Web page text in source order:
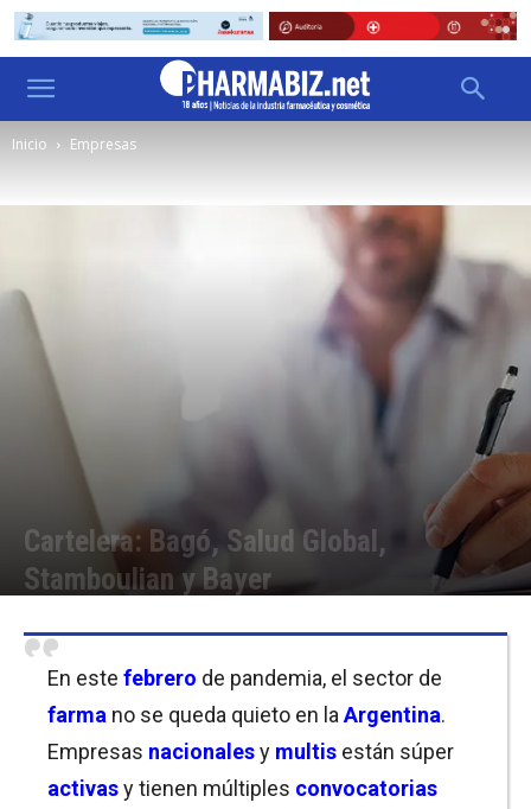
Inicio Empresas
Cartelera: Bagó, Salud Global,
Stamboulian y Bayer
En este febrero de pandemia, el sector de
farma no se queda quieto en la Argentina.
Empresas nacionalesy multis están súper
activasy tienen múltiples convocatorias